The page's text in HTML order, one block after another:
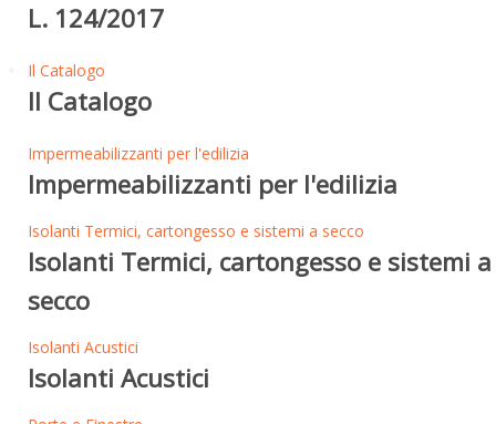
L. 124/2017
Il Catalogo
Il Catalogo
Impermeabilizzanti per l'edilizia
Impermeabilizzanti per l'edilizia
Isolanti Termici, cartongesso e sistemi a secco
Isolanti Termici, cartongesso e sistemi a
secco
Isolanti Acustici
Isolanti Acustici